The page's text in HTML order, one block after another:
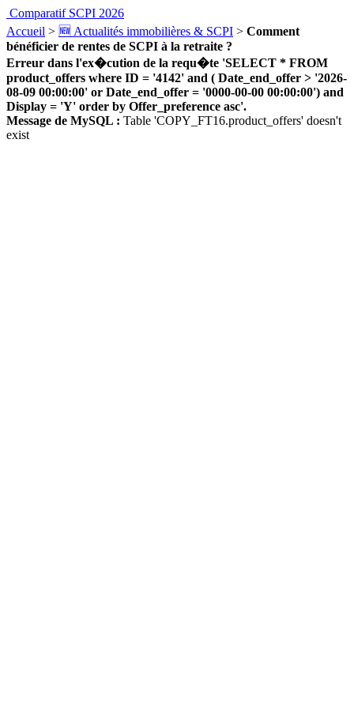
Comparatif SCPI 2026
Accueil > 🆕 Actualités immobilières & SCPI > Comment
bénéficier de rentes de SCPI à la retraite ?
Erreur dans l'ex�cution de la requ�te 'SELECT * FROM
product_offers where ID = '4142' and ( Date_end_offer > '2026-
08-09 00:00:00' or Date_end_offer = '0000-00-00 00:00:00') and
Display = 'Y' order by Offer_preference asc'.
Message de MySQL : Table 'COPY_FT16.product_offers' doesn't
exist